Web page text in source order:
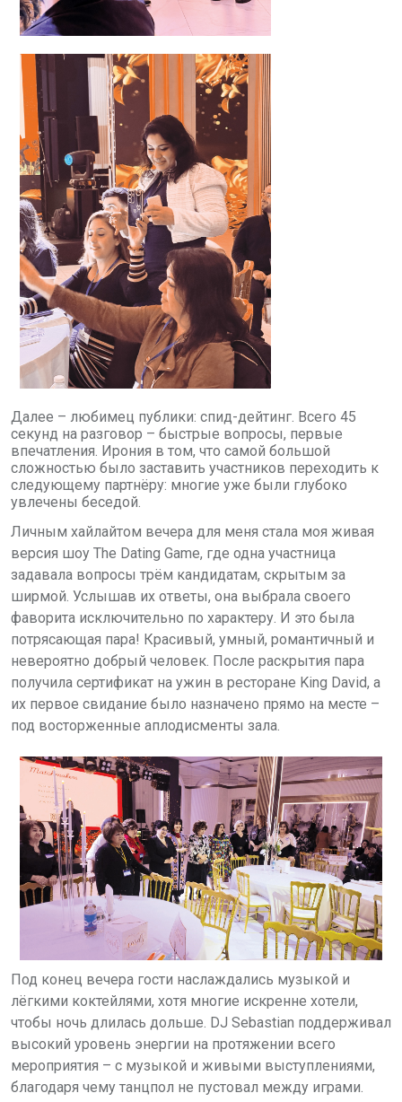
Далее – любимец публики: спид-дейтинг. Всего 45
секунд на разговор – быстрые вопросы, первые
впечатления. Ирония в том, что самой большой
сложностью было заставить участников переходить к
следующему партнёру: многие уже были глубоко
увлечены беседой.
Личным хайлайтом вечера для меня стала моя живая
версия шоу The Dating Game, где одна участница
задавала вопросы трём кандидатам, скрытым за
ширмой. Услышав их ответы, она выбрала своего
фаворита исключительно по характеру. И это была
потрясающая пара! Красивый, умный, романтичный и
невероятно добрый человек. После раскрытия пара
получила сертификат на ужин в ресторане King David, а
их первое свидание было назначено прямо на месте –
под восторженные аплодисменты зала.
Под конец вечера гости наслаждались музыкой и
лёгкими коктейлями, хотя многие искренне хотели,
чтобы ночь длилась дольше. DJ Sebastian поддерживал
высокий уровень энергии на протяжении всего
мероприятия – с музыкой и живыми выступлениями,
благодаря чему танцпол не пустовал между играми.